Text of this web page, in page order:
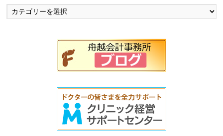
ト
ピ